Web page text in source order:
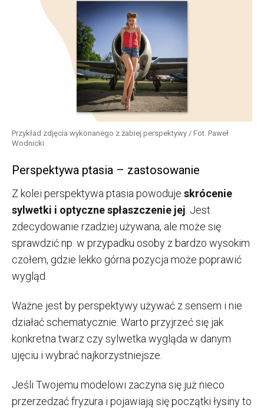
Przykład zdjęcia wykonanego z żabiej perspektywy / Fot. Paweł
Wodnicki
Perspektywa ptasia – zastosowanie
Z kolei perspektywa ptasia powoduje skrócenie
sylwetki i optyczne spłaszczenie jej . Jest
zdecydowanie rzadziej używana, ale może się
sprawdzić np. w przypadku osoby z bardzo wysokim
czołem, gdzie lekko górna pozycja może poprawić
wygląd.
Ważne jest by perspektywy używać z sensem i nie
działać schematycznie. Warto przyjrzeć się jak
konkretna twarz czy sylwetka wygląda w danym
ujęciu i wybrać najkorzystniejsze.
Jeśli Twojemu modelowi zaczyna się już nieco
przerzedzać fryzura i pojawiają się początki łysiny to